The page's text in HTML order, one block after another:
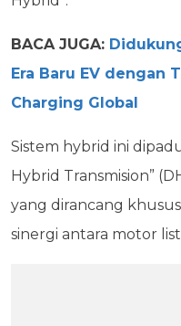
BACA JUGA:
Era Baru EV dengan
Charging Global
Sistem hybrid ini
Hybrid Transmision”
yang dirancang
sinergi antara motor